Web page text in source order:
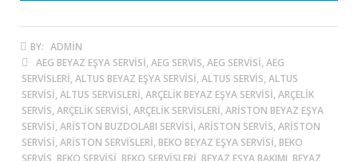
BY: ADMIN
AEG BEYAZ EŞYA SERVISI, AEG SERVIS, AEG SERVISI, AEG
SERVISLERI, ALTUS BEYAZ EŞYA SERVISI, ALTUS SERVIS, ALTUS
SERVISI, ALTUS SERVISLERI, ARÇELIK BEYAZ EŞYA SERVISI, ARÇELIK
SERVIS, ARÇELIK SERVISI, ARÇELIK SERVISLERI, ARISTON BEYAZ EŞYA
SERVISI, ARISTON BUZDOLABI SERVISI, ARISTON SERVIS, ARISTON
SERVISI, ARISTON SERVISLERI, BEKO BEYAZ EŞYA SERVISI, BEKO
SERVIS, BEKO SERVISI, BEKO SERVISLERI, BEYAZ EŞYA BAKIMI, BEYAZ